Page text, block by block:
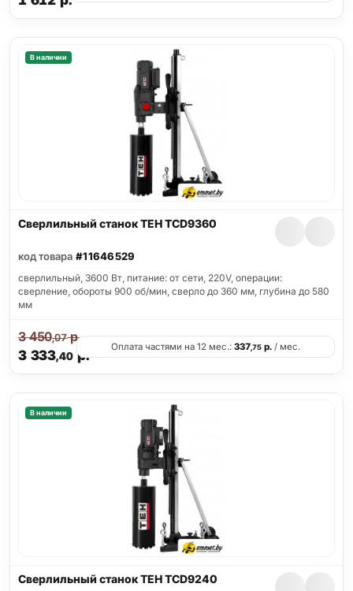
В наличии
Сверлильный станок TEH TCD9360
код товара #11646529
сверлильный, 3600 Вт, питание: от сети, 220V, операции:
сверление, обороты 900 об/мин, сверло до 360 мм, глубина до 580
мм
3 333,40 р.
3 450,07р.
Оплата частями на 12 мес.: 337,75р./ мес.
В наличии
Сверлильный станок TEH TCD9240